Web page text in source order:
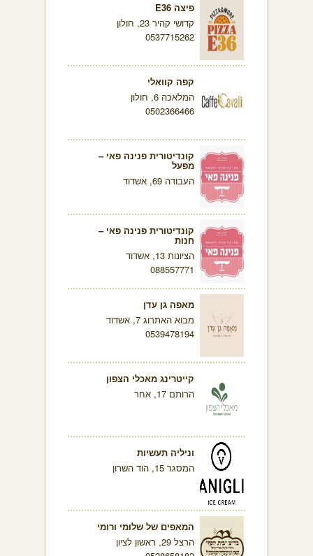
פיצה E36
קדושי קהיר 23, חולון
0537715262
קפה קוואלי
המלאכה 6, חולון
0502366466
קונדיטורית פנינה פאי –
מפעל
העבודה 69, אשדוד
קונדיטורית פנינה פאי –
חנות
הציונות 13, אשדוד
088557771
מאפה גן עדן
מבוא האתרוג 7, אשדוד
0539478194
קייטרינג מאכלי הצפון
הרותם 17, אחר
וניליה תעשיות
המסגר 15, הוד השרון
המאפים של שלומי ורומי
הרצל 29, ראשון לציון